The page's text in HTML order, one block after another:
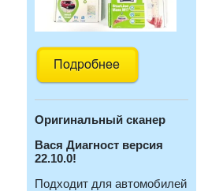
Оригинальный сканер
Вася Диагност версия
22.10.0!
Подходит для автомобилей